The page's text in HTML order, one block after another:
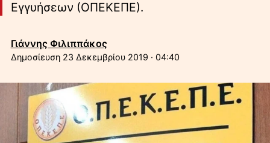
Εγγυήσεων (ΟΠΕΚΕΠΕ).
Γιάννης Φιλιππάκος
23 Δεκεμβρίου 2019 · 04:40